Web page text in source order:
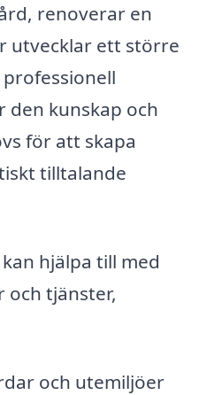
renoverar en
utvecklar ett större
den kunskap och
för att skapa
tilltalande
hjälpa till med
och tjänster,
och utemiljöer